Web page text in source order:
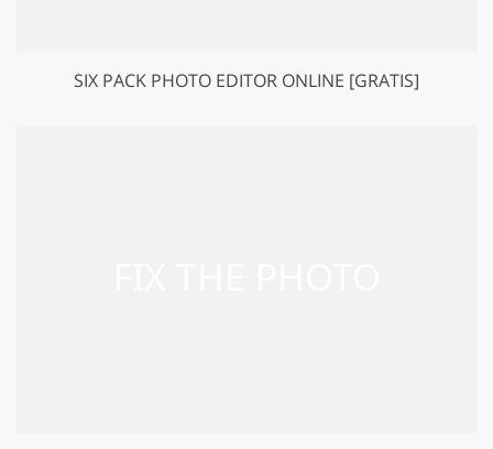
SIX PACK PHOTO EDITOR ONLINE [GRATIS]